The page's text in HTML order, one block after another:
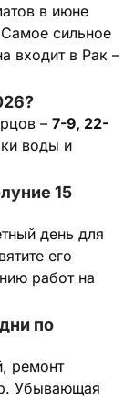
в июне
сильное
входит в Рак –
– 7-9, 22-
воды и
15
день для
его
работ на
по
ремонт
Убывающая